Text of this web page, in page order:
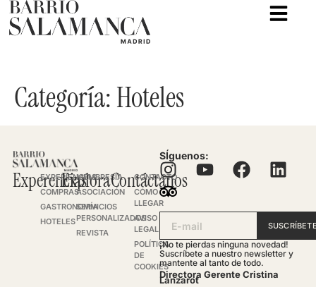
Categoría:Hoteles
Experencias
EXPERIENCIAS
COMPRAS
GASTRONOMÍA
HOTELES
Explora
MEMBRESÍA
ASOCIACIÓN
SERVICIOS
PERSONALIZADOS
REVISTA
Contáctanos
CONTACTO
CÓMO
LLEGAR
AVISO
LEGAL
POLÍTICA
DE
COOKIES
SÍguenos:
¡No te pierdas ninguna novedad!
Suscríbete a nuestro newsletter y
mantente al tanto de todo.
Directora Gerente Cristina
Lanzarot